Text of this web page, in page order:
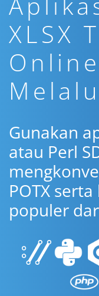
XLSX
Gunakan
atau Perl
POTX
populer